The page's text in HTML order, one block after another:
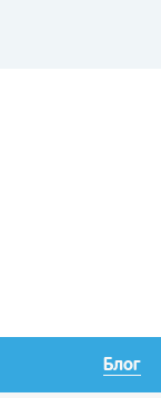
Блог